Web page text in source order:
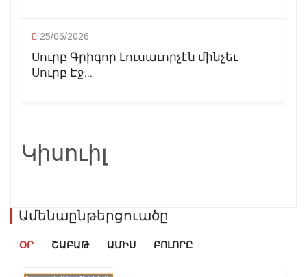
25/06/2026
Սուրբ Գրիգոր Լուսաւորչէն մինչեւ
Սուրբ Էջ...
Կիսուիլ
Ամենաընթերցուածը
ՕՐ ՇԱԲԱԹ ԱՄԻՍ ԲՈԼՈՐԸ